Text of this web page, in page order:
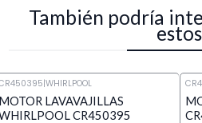
También podría
estos
|WHIRLPOOL
LAVAVAJILLAS
CR450395